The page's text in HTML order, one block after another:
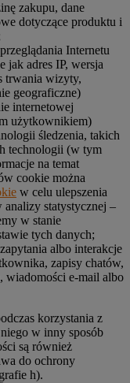
zakupu, dane
dotyczące produktu i
Internetu
jak adres IP, wersja
trwania wizyty,
geograficzne)
internetowej
użytkownikiem)
śledzenia, takich
technologii (w tym
na temat
cookie można
w celu ulepszenia
analizy statystycznej –
w stanie
tych danych;
albo interakcje
zapisy chatów,
wiadomości e-mail albo
korzystania z
w inny sposób
są również
do ochrony
h).